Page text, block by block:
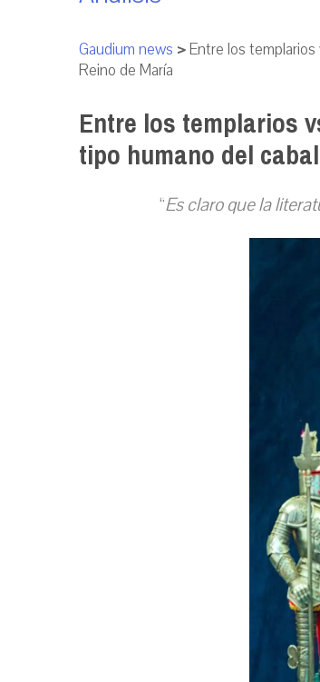
Gaudium news >Entre los
Reino de María
Entre los templarios
tipo humano del
“Es claro que la